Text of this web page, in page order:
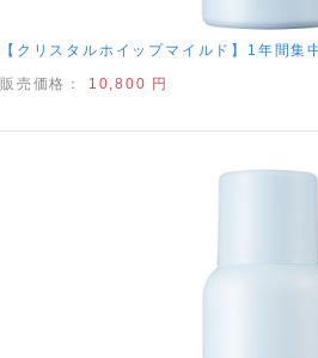
【クリスタルホイップマイルド】1年間集
販売価格： 10,800 円